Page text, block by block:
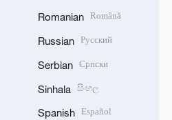
Romanian Română
Russian Русский
Serbian Српски
Sinhala සිංහල
Spanish Español